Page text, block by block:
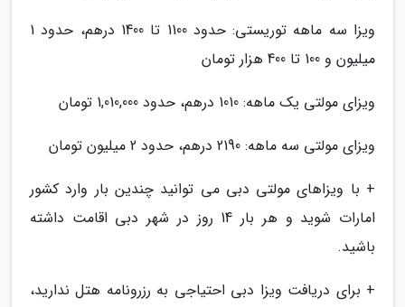
ویزا سه ماهه توریستی: حدود 1100 تا 1400 درهم، حدود 1
میلیون و 100 تا 400 هزار تومان
ویزای مولتی یک ماهه: 1010 درهم، حدود 1,010,000 تومان
ویزای مولتی سه ماهه: 2190 درهم، حدود 2 میلیون تومان
+ با ویزاهای مولتی دبی می توانید چندین بار وارد کشور
امارات شوید و هر بار 14 روز در شهر دبی اقامت داشته
باشید.
+ برای دریافت ویزا دبی احتیاجی به رزرونامه هتل ندارید،